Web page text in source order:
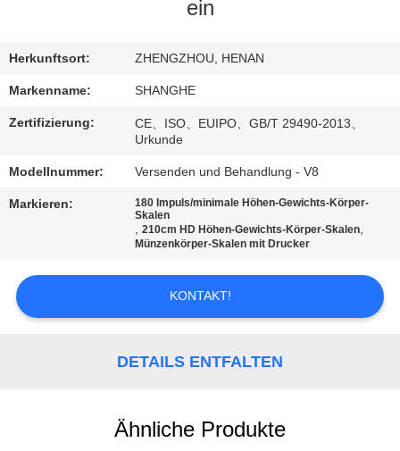
WERKSBESICHTIGUNG
QUALITÄTSKONTROLLE
KONTAKT
MIT
BITTE
UM
ein
Herkunftsort: ZHENGZHOU, HENAN
Markenname: SHANGHE
Zertifizierung:
CE、ISO、EUIPO、GB/T 29490-2013、
Urkunde
Modellnummer: Versenden und Behandlung - V8
Markieren:
180 Impuls/minimale Höhen-Gewichts-Körper-
Skalen
,210cm HD Höhen-Gewichts-Körper-Skalen,
Münzenkörper-Skalen mit Drucker
KONTAKT!
DETAILS ENTFALTEN
Ähnliche Produkte